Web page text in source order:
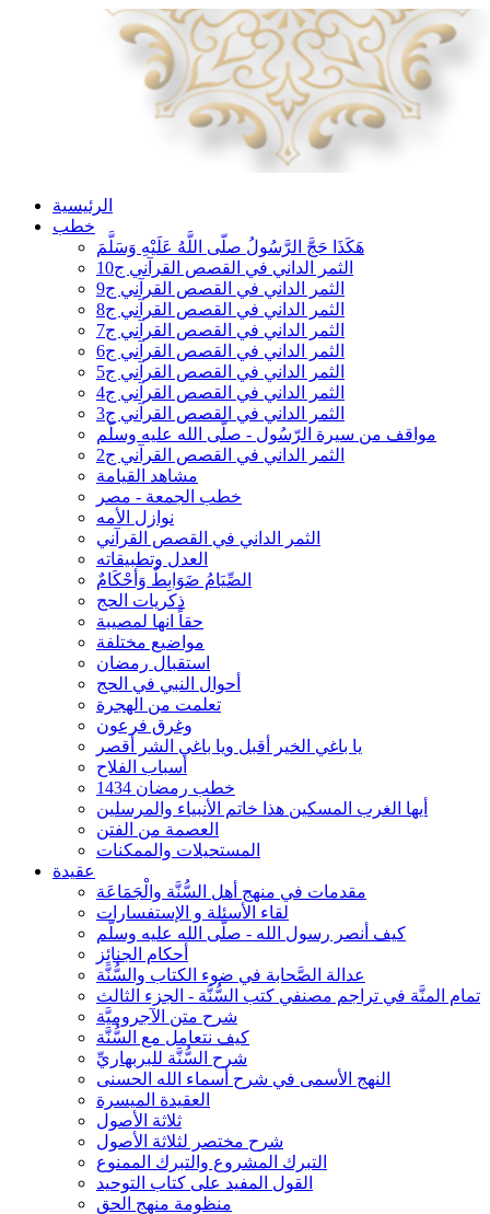
الرئيسية
خطب
هَكَذَا حَجَّ الرَّسُولُ صلّى اللَّهُ عَلَيْهِ وَسَلَّمَ
الثمر الداني في القصص القرآني ج10
الثمر الداني في القصص القرآني ج9
الثمر الداني في القصص القرآني ج8
الثمر الداني في القصص القرآني ج7
الثمر الداني في القصص القرآني ج6
الثمر الداني في القصص القرآني ج5
الثمر الداني في القصص القرآني ج4
الثمر الداني في القصص القرآني ج3
مواقف من سيرة الرّسُول - صلّى الله عليه وسلّم
الثمر الداني في القصص القرآني ج2
مشاهد القيامة
خطب الجمعة - مصر
نوازل الأمه
الثمر الداني في القصص القرآني
العدل وتطبيقاته
الصِّيَامُ ضَوَابِطٌ وَأحْكَامٌ
ذكريات الحج
حقاً انها لمصيبة
مواضيع مختلفة
استقبال رمضان
أحوال النبي في الحج
تعلمت من الهجرة
وغرق فرعون
يا باغي الخير أقبل ويا باغي الشر أقصر
أسباب الفلاح
خطب رمضان 1434
أيها الغرب المسكين هذا خاتم الأنبياء والمرسلين
العصمة من الفتن
المستحيلات والممكنات
عقيدة
مقدمات في منهج أهل السُّنَّة والْجَمَاعَة
لقاء الأسئلة و الإستفسارات
كيف أنصر رسول الله - صلّى الله عليه وسلّم
أحكام الجنائِز
عدالة الصَّحابة في ضوء الكتاب والسُّنَّة
تمام المنَّة في تراجم مصنفي كتب السُّنَّة - الجزء الثالث
شرح متن الآجروميَّة
كيف نتعامل مع السُّنَّة
شرح السُّنَّة للبربهاريِّ
النهج الأسمى في شرح أسماء الله الحسنى
العقيدة الميسرة
ثلاثة الأصول
شرح مختصر لثلاثة الأصول
التبرك المشروع والتبرك الممنوع
القول المفيد على كتاب التوحيد
منظومة منهج الحق